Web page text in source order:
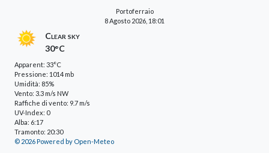
Portoferraio
8 Agosto 2026, 18:01
Clear sky
30°C
Apparent: 33°C
Pressione: 1014 mb
Umidità: 85%
Vento: 3.3 m/s NW
Raffiche di vento: 9.7 m/s
UV-Index: 0
Alba: 6:17
Tramonto: 20:30
© 2026 Powered by Open-Meteo